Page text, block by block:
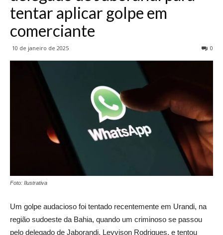
tentar aplicar golpe em
comerciante
10 de janeiro de 2025 0
Foto: Ilustrativa
Um golpe audacioso foi tentado recentemente em Urandi, na
região sudoeste da Bahia, quando um criminoso se passou
pelo delegado de Jaborandi, Leyvison Rodrigues, e tentou